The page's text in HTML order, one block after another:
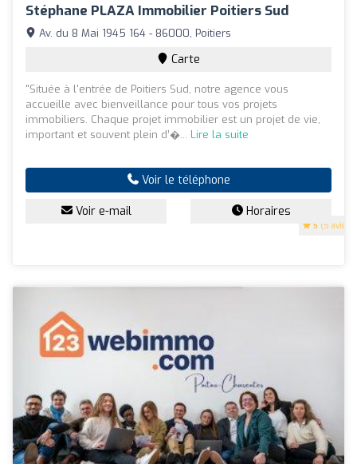
Stéphane PLAZA Immobilier Poitiers Sud
5 (5 avis)
Av. du 8 Mai 1945 164 - 86000, Poitiers
Carte
"Située à l'entrée de Poitiers Sud, notre agence vous
accueille avec bienveillance pour tous vos projets
immobiliers. Chaque projet immobilier est un projet de vie,
important et souvent plein d’�... Lire la suite
Voir le téléphone
Voir e-mail Horaires